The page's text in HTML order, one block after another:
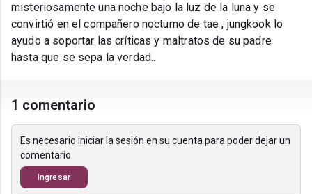
misteriosamente una noche bajo la luz de la luna y se
convirtió en el compañero nocturno de tae , jungkook lo
ayudo a soportar las críticas y maltratos de su padre
hasta que se sepa la verdad..
1 comentario
Es necesario iniciar la sesión en su cuenta para poder dejar un
comentario
Ingresar